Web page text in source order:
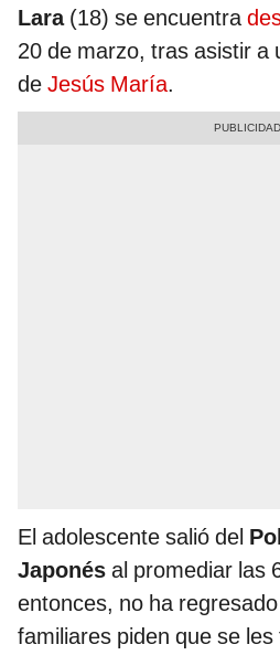
Lara(18) se encuentra
20 de marzo, tras asistir a
de Jesús María.
El adolescente salió del
Japonés al promediar las
entonces, no ha
familiares piden que se